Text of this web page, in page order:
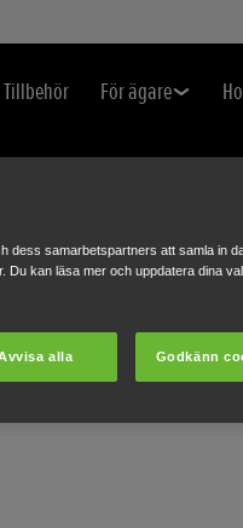
Tillbehör För ägare
dess samarbetspartners att samla in
Du kan läsa mer och uppdatera dina
alla Godkänn